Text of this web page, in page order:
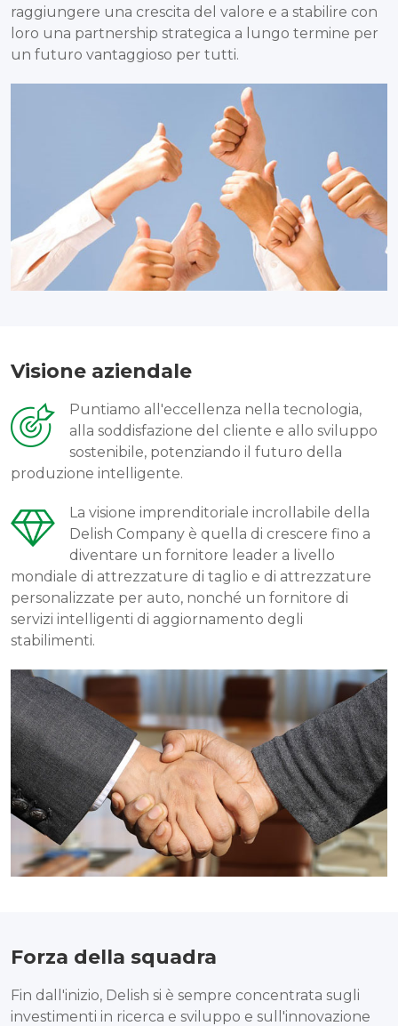
raggiungere una crescita del valore e a stabilire con
loro una partnership strategica a lungo termine per
un futuro vantaggioso per tutti.
Visione aziendale
Puntiamo all'eccellenza nella tecnologia,
alla soddisfazione del cliente e allo sviluppo
sostenibile, potenziando il futuro della
produzione intelligente.
La visione imprenditoriale incrollabile della
Delish Company è quella di crescere fino a
diventare un fornitore leader a livello
mondiale di attrezzature di taglio e di attrezzature
personalizzate per auto, nonché un fornitore di
servizi intelligenti di aggiornamento degli
stabilimenti.
Forza della squadra
Fin dall'inizio, Delish si è sempre concentrata sugli
investimenti in ricerca e sviluppo e sull'innovazione